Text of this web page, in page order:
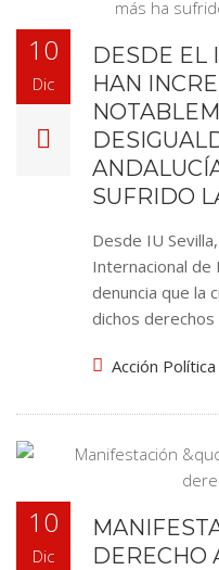
10
Dic
DESDE EL
HAN
SUFRIDO
Desde IU
Internacional de
denuncia que la
dichos
Acción Política
10
Dic
DERECHO